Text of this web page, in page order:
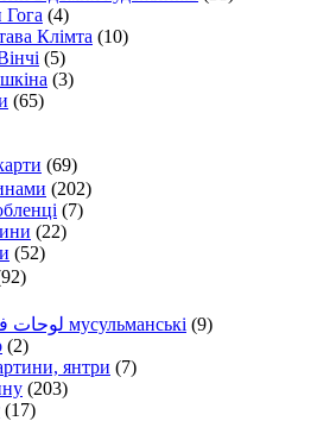
(4)
Клімта (10)
(5)
(3)
(65)
(69)
(202)
(7)
(22)
(52)
لوحات فنيه بالكهرمان мусульманські (9)
(2)
янтри (7)
(203)
(17)